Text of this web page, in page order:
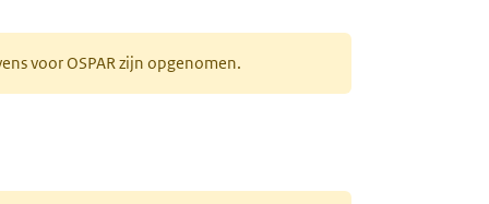
voor OSPAR zijn opgenomen.